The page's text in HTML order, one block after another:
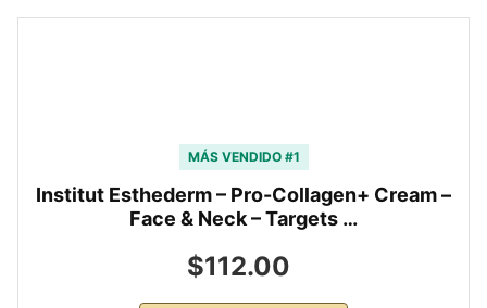
MÁS VENDIDO #1
Institut Esthederm – Pro-Collagen+ Cream –
Face & Neck – Targets …
$112.00